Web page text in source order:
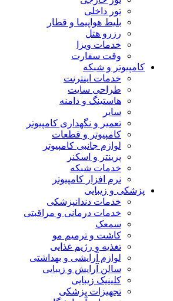
تور داخلی
بلیط هواپیما و قطار
رزرو هتل
خدمات ویزا
وقت سفارت
کامپیوتر و شبکه
خدمات اینترنت
طراحی سایت
هاستینگ و دامنه
سایر
تعمیر و نگهداری کامپیوتر
کامپیوتر و قطعات
لوازم جانبی کامپیوتر
پرینتر و اسکنر
خدمات شبکه
نرم افزار کامپیوتر
پزشکی و زیبایی
خدمات دندانپزشکی
خدمات درمانی و مراقبتی
سمعک
کاشت و ترمیم مو
تغذیه و رژیم غذایی
لوازم آرایشی و بهداشتی
سالن آرایش و زیبایی
کلینیک زیبایی
تجهیزات پزشکی